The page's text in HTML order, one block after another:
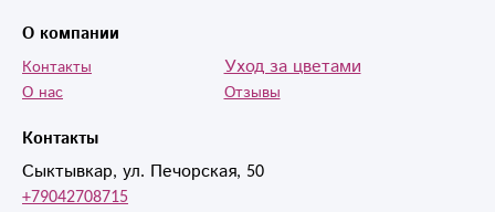
Контакты
Сыктывкар, ул. Печорская, 50
+79042708715
О компании
Контакты
О нас
Уход за цветами
Отзывы